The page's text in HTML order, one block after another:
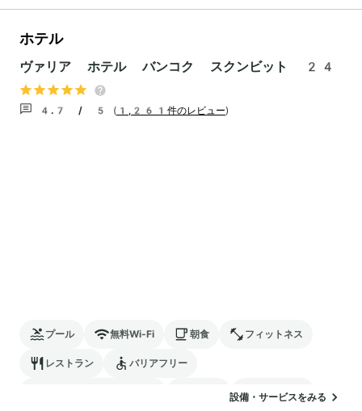
ホテル
ヴァリア ホテル バンコク スクンビット 24
4.7 / 5 ( 1,261件のレビュー)
プール 無料Wi-Fi 朝食 フィットネス
レストラン バリアフリー
ランドリー
設備・サービスをみる